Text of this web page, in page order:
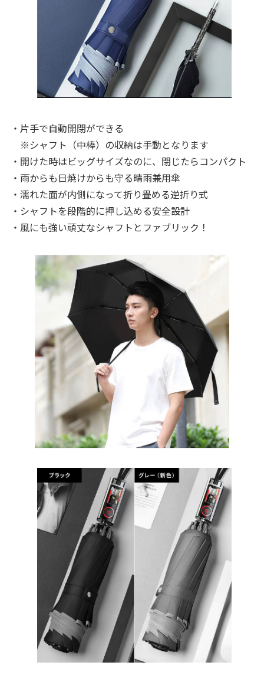
・片手で自動開閉ができる
※シャフト（中棒）の収納は手動となります
・開けた時はビッグサイズなのに、閉じたらコンパクト
・雨からも日焼けからも守る晴雨兼用傘
・濡れた面が内側になって折り畳める逆折り式
・シャフトを段階的に押し込める安全設計
・風にも強い頑丈なシャフトとファブリック！